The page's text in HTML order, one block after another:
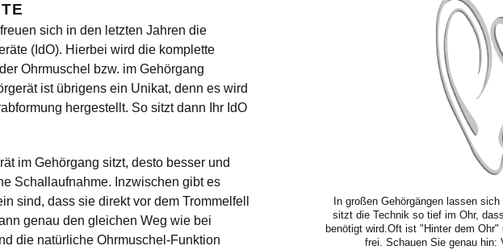
sich in den letzten Jahren die
(IdO). Hierbei wird die komplette
Ohrmuschel bzw. im Gehörgang
ist übrigens ein Unikat, denn es wird
hergestellt. So sitzt dann Ihr IdO
im Gehörgang sitzt, desto besser und
Schallaufnahme. Inzwischen gibt es
sind, dass sie direkt vor dem Trommelfell
genau den gleichen Weg wie bei
die natürliche Ohrmuschel-Funktion
In großen Gehörgängen lassen
sitzt die Technik so tief im Ohr,
benötigt wird.Oft ist "Hinter dem
frei. Schauen Sie genau hin: